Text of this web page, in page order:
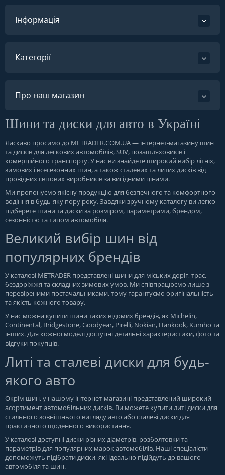
Інформація
Категорії
Про наш магазин
Шини та диски для авто в Україні
Ласкаво просимо до METRADER.COM.UA— інтернет-магазину шин
та дисків для легкових автомобілів, SUV, позашляховиків і
комерційного транспорту. У нас ви знайдете широкий вибір літніх,
зимових і всесезонних шин, а також сталевих та литих дисків від
провідних світових виробників за вигідними цінами.
Ми пропонуємо якісну продукцію для безпечного та комфортного
водіння в будь-яку пору року. Завдяки зручному каталогу ви легко
підберете шини та диски за розміром, параметрами, брендом,
сезонністю та типом автомобіля.
Великий вибір шин від
популярних брендів
У каталозі METRADER представлені шини для міських доріг, трас,
бездоріжжя та складних зимових умов. Ми співпрацюємо лише з
перевіреними постачальниками, тому гарантуємо оригінальність
та якість кожного товару.
У нас можна купити шини таких відомих брендів, як Michelin,
Continental, Bridgestone, Goodyear, Pirelli, Nokian, Hankook, Kumho та
інших. Для кожної моделі доступні детальні характеристики, фото та
відгуки покупців.
Литі та сталеві диски для будь-
якого авто
Окрім шин, у нашому інтернет-магазині представлений широкий
асортимент автомобільних дисків. Ви можете купити литі диски для
стильного зовнішнього вигляду авто або сталеві диски для
практичного щоденного використання.
У каталозі доступні диски різних діаметрів, розболтовки та
параметрів для популярних марок автомобілів. Наші спеціалісти
допоможуть підібрати диски, які ідеально підійдуть до вашого
автомобіля та шин.